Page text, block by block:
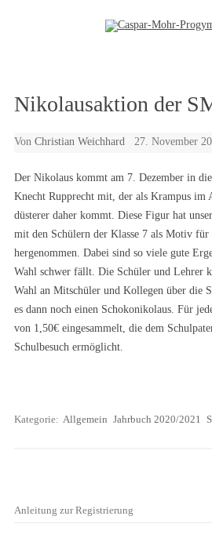
Nikolausaktion der
Von Christian Weichhard 27. November
Der Nikolaus kommt am 7. Dezember in
Knecht Rupprecht mit, der als Krampus im
düsterer daher kommt. Diese Figur hat
mit den Schülern der Klasse 7 als Motiv
hergenommen. Dabei sind so viele gute
Wahl schwer fällt. Die Schüler und Lehrer
Wahl an Mitschüler und Kollegen über die
es dann noch einen Schokonikolaus. Für
von 1,50€ eingesammelt, die dem
Schulbesuch ermöglicht.
Kategorie: Allgemein Jahrbuch 2020/2021
Anleitung zur Registrierung